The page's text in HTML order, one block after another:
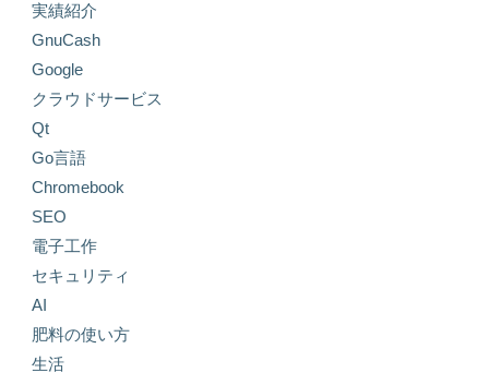
実績紹介
GnuCash
Google
クラウドサービス
Qt
Go言語
Chromebook
SEO
電子工作
セキュリティ
AI
肥料の使い方
生活